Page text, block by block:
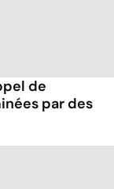
de
par des